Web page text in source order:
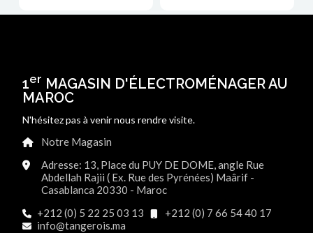
1er MAGASIN D'ÉLECTROMÉNAGER AU
MAROC
N'hésitez pas à venir nous rendre visite.
Notre Magasin
Adresse: 13, Place du PUY DE DOME, angle Rue
Abdellah Rajii ( Ex. Rue des Pyrénées) Maârif -
Casablanca 20330 - Maroc
+212 (0) 5 22 25 03 13
+212 (0) 7 66 54 40 17
info@tangerois.ma